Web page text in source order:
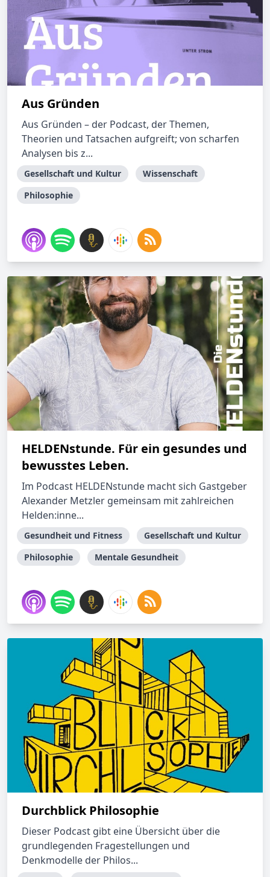
Aus Gründen
Aus Gründen – der Podcast, der Themen,
Theorien und Tatsachen aufgreift; von scharfen
Analysen bis z...
Gesellschaft und Kultur
Wissenschaft
Philosophie
HELDENstunde. Für ein gesundes und
bewusstes Leben.
Im Podcast HELDENstunde macht sich Gastgeber
Alexander Metzler gemeinsam mit zahlreichen
Helden:inne...
Gesundheit und Fitness
Gesellschaft und Kultur
Philosophie
Mentale Gesundheit
Durchblick Philosophie
Dieser Podcast gibt eine Übersicht über die
grundlegenden Fragestellungen und
Denkmodelle der Philos...